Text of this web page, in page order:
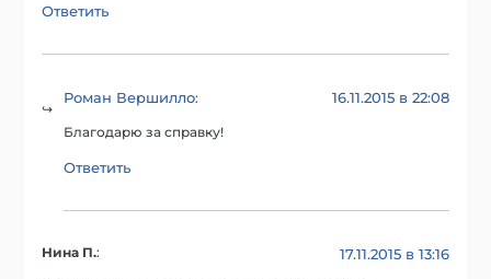
Ответить
Роман Вершилло: 16.11.2015 в 22:08
Благодарю за справку!
Ответить
Нина П.: 17.11.2015 в 13:16